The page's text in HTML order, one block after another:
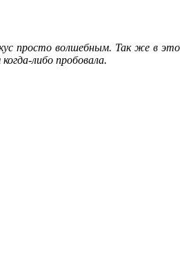
просто волшебным. Так же в это
либо пробовала.